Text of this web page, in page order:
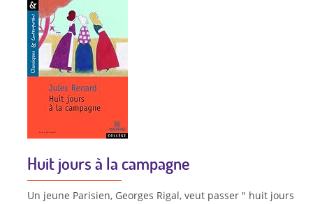
Huit jours à la campagne
Un jeune Parisien, Georges Rigal, veut passer " huit jours